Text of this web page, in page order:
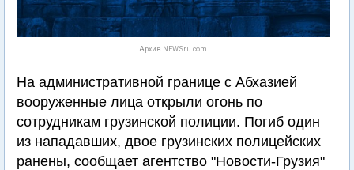
Архив NEWSru.com
На административной границе с Абхазией
вооруженные лица открыли огонь по
сотрудникам грузинской полиции. Погиб один
из нападавших, двое грузинских полицейских
ранены, сообщает агентство "Новости-Грузия"